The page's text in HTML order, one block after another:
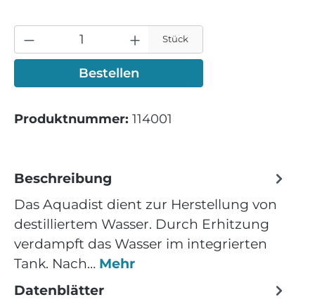
Stück
Bestellen
Produktnummer: 114001
Beschreibung
Das Aquadist dient zur Herstellung von
destilliertem Wasser. Durch Erhitzung
verdampft das Wasser im integrierten
Tank. Nach… Mehr
Datenblätter